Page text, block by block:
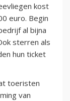
kost
euro. Begin
al bijna
sterren als
hun ticket
toeristen
van